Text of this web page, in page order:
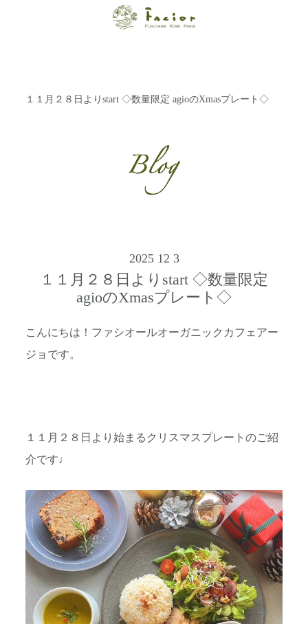
ン ファシオー
輝く美をトータ
ルでご提案しま
す。
１１月２８日よりstart ◇数量限定 agioのXmasプレート◇
2025 12 3
１１月２８日よりstart ◇数量限定
agioのXmasプレート◇
こんにちは！ファシオールオーガニックカフェアー
ジョです。
１１月２８日より始まるクリスマスプレートのご紹
介です♩